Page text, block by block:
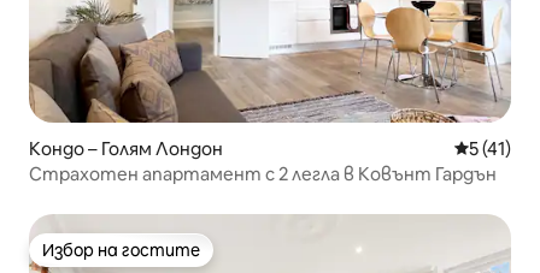
Кондо – Голям Лондон Средна
5 (41)
Страхотен апартамент с 2 легла в Ковънт Гардън
Избор на гостите
Избор на гостите